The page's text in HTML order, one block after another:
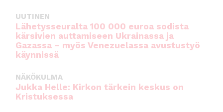
UUTINEN
Lähetysseuralta 100 000 euroa sodista
kärsivien auttamiseen Ukrainassa ja
Gazassa – myös Venezuelassa avustustyö
käynnissä
NÄKÖKULMA
Jukka Helle: Kirkon tärkein keskus on
Kristuksessa